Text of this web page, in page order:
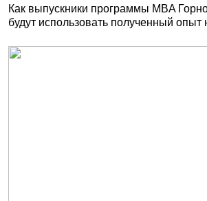
Как выпускники программы MBA
будут использовать полученный опыт